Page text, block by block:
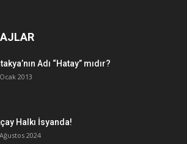
Adı “Hatay” mıdır?
2013
Halkı İsyanda!
2024